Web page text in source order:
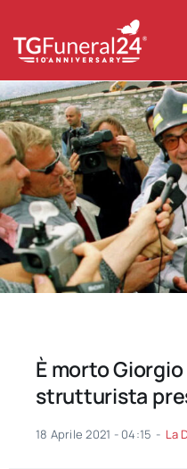
content
È morto
strutturista
18 Aprile 2021 - 04:15 - La